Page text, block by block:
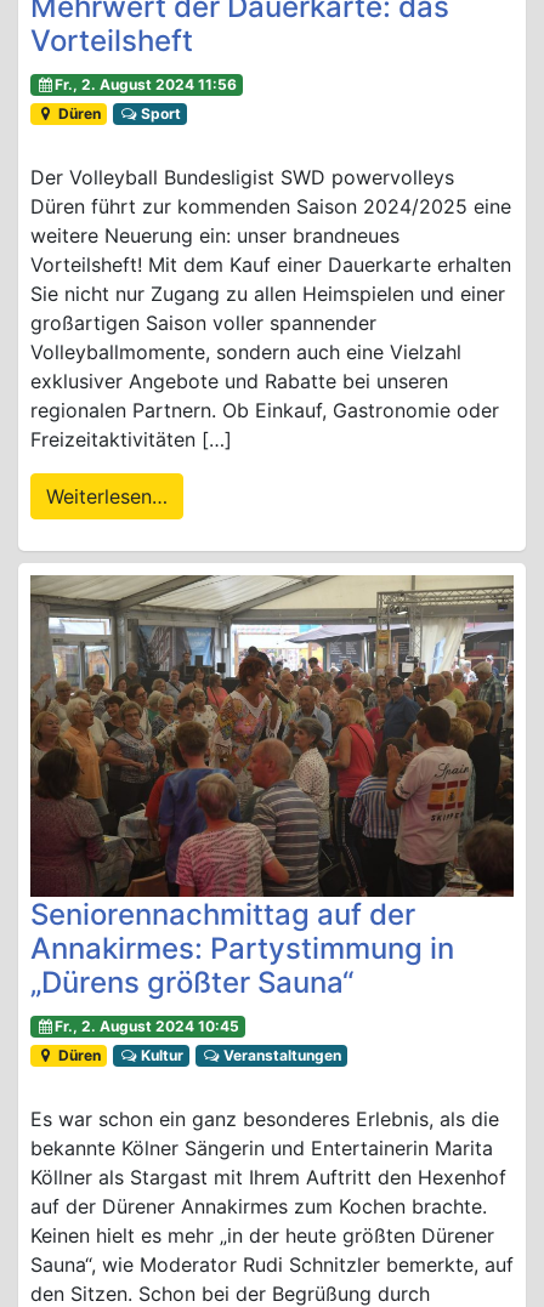
Vorteilsheft
Fr., 2. August 2024 11:56
Düren
Sport
Der Volleyball Bundesligist SWD powervolleys
Düren führt zur kommenden Saison 2024/2025 eine
weitere Neuerung ein: unser brandneues
Vorteilsheft! Mit dem Kauf einer Dauerkarte erhalten
Sie nicht nur Zugang zu allen Heimspielen und einer
großartigen Saison voller spannender
Volleyballmomente, sondern auch eine Vielzahl
exklusiver Angebote und Rabatte bei unseren
regionalen Partnern. Ob Einkauf, Gastronomie oder
Freizeitaktivitäten […]
Weiterlesen…
Seniorennachmittag auf der
Annakirmes: Partystimmung in
„Dürens größter Sauna“
Fr., 2. August 2024 10:45
Düren
Kultur Veranstaltungen
Es war schon ein ganz besonderes Erlebnis, als die
bekannte Kölner Sängerin und Entertainerin Marita
Köllner als Stargast mit Ihrem Auftritt den Hexenhof
auf der Dürener Annakirmes zum Kochen brachte.
Keinen hielt es mehr „in der heute größten Dürener
Sauna“, wie Moderator Rudi Schnitzler bemerkte, auf
den Sitzen. Schon bei der Begrüßung durch